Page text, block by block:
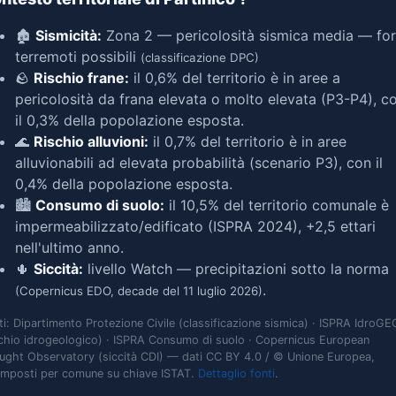
🏚️ Sismicità: Zona 2 — pericolosità sismica media —
terremoti possibili (classificazione DPC)
🪨 Rischio frane: il 0,6% del territorio è in aree a
pericolosità da frana elevata o molto elevata (P3-P4),
il 0,3% della popolazione esposta.
🌊 Rischio alluvioni: il 0,7% del territorio è in aree
alluvionabili ad elevata probabilità (scenario P3), con il
0,4% della popolazione esposta.
🏙️ Consumo di suolo: il 10,5% del territorio comunale è
impermeabilizzato/edificato (ISPRA 2024), +2,5 ettari
nell'ultimo anno.
🌵 Siccità: livello Watch — precipitazioni sotto la norma
(Copernicus EDO, decade del 11 luglio 2026).
Dipartimento Protezione Civile (classificazione sismica) · ISPRA
idrogeologico) · ISPRA Consumo di suolo · Copernicus European
Observatory (siccità CDI) — dati CC BY 4.0 / © Unione Europea,
per comune su chiave ISTAT. Dettaglio fonti.